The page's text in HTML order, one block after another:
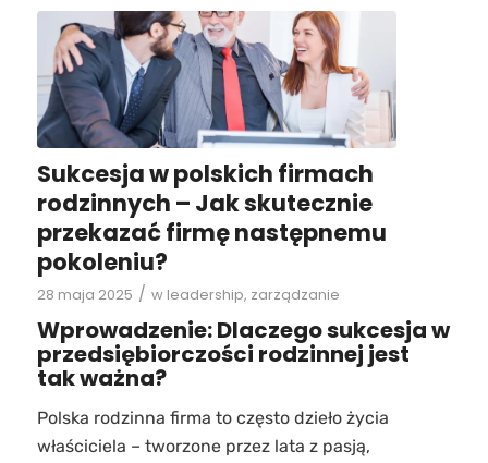
Sukcesja w polskich firmach
rodzinnych – Jak skutecznie
przekazać firmę następnemu
pokoleniu?
28 maja 2025 / w leadership, zarządzanie
Wprowadzenie: Dlaczego sukcesja w
przedsiębiorczości rodzinnej jest
tak ważna?
Polska rodzinna firma to często dzieło życia
właściciela – tworzone przez lata z pasją,